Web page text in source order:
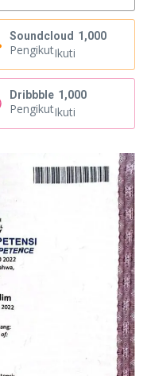
Soundcloud 1,000
PengikutIkuti
Dribbble 1,000
PengikutIkuti